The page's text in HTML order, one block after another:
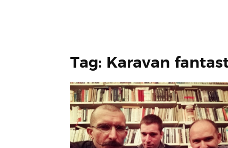
Tag: Karavan